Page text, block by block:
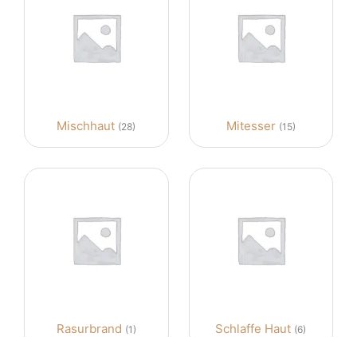
Mischhaut (28) Mitesser (15)
Rasurbrand (1) Schlaffe Haut (6)